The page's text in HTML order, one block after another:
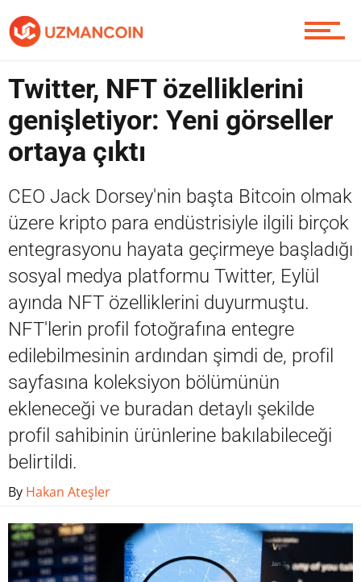
Piyasa
Soru Sor
Twitter, NFT özelliklerini
genişletiyor: Yeni görseller
ortaya çıktı
CEO Jack Dorsey'nin başta Bitcoin olmak
üzere kripto para endüstrisiyle ilgili birçok
entegrasyonu hayata geçirmeye başladığı
sosyal medya platformu Twitter, Eylül
ayında NFT özelliklerini duyurmuştu.
NFT'lerin profil fotoğrafına entegre
edilebilmesinin ardından şimdi de, profil
sayfasına koleksiyon bölümünün
ekleneceği ve buradan detaylı şekilde
profil sahibinin ürünlerine bakılabileceği
belirtildi.
By Hakan Ateşler